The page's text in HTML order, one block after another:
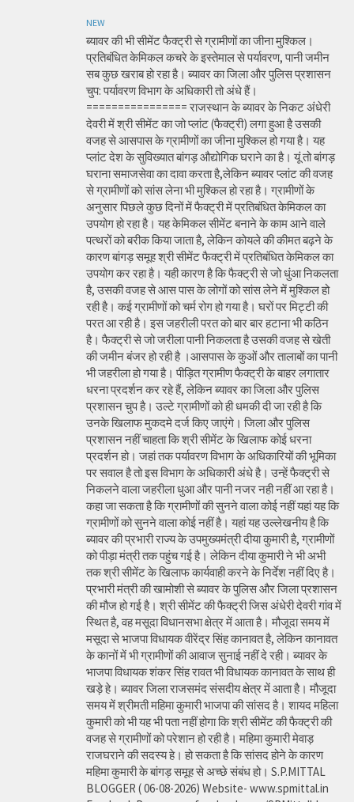
NEW
ब्यावर की भी सीमेंट फैक्ट्री से ग्रामीणों का जीना मुश्किल।
प्रतिबंधित केमिकल कचरे के इस्तेमाल से पर्यावरण, पानी जमीन
सब कुछ खराब हो रहा है। ब्यावर का जिला और पुलिस प्रशासन
चुप: पर्यावरण विभाग के अधिकारी तो अंधे हैं।
================ राजस्थान के ब्यावर के निकट अंधेरी
देवरी में श्री सीमेंट का जो प्लांट (फैक्ट्री) लगा हुआ है उसकी
वजह से आसपास के ग्रामीणों का जीना मुश्किल हो गया है। यह
प्लांट देश के सुविख्यात बांगड़ औद्योगिक घराने का है। यूं तो बांगड़
घराना समाजसेवा का दावा करता है,लेकिन ब्यावर प्लांट की वजह
से ग्रामीणों को सांस लेना भी मुश्किल हो रहा है। ग्रामीणों के
अनुसार पिछले कुछ दिनों में फैक्ट्री में प्रतिबंधित केमिकल का
उपयोग हो रहा है। यह केमिकल सीमेंट बनाने के काम आने वाले
पत्थरों को बरीक किया जाता है, लेकिन कोयले की कीमत बढ़ने के
कारण बांगड़ समूह श्री सीमेंट फैक्ट्री में प्रतिबंधित केमिकल का
उपयोग कर रहा है। यही कारण है कि फैक्ट्री से जो धुंआ निकलता
है, उसकी वजह से आस पास के लोगों को सांस लेने में मुश्किल हो
रही है। कई ग्रामीणों को चर्म रोग हो गया है। घरों पर मिट्टी की
परत आ रही है। इस जहरीली परत को बार बार हटाना भी कठिन
है। फैक्ट्री से जो जरीला पानी निकलता है उसकी वजह से खेती
की जमीन बंजर हो रही है ।आसपास के कुओं और तालाबों का पानी
भी जहरीला हो गया है। पीड़ित ग्रामीण फैक्ट्री के बाहर लगातार
धरना प्रदर्शन कर रहे हैं, लेकिन ब्यावर का जिला और पुलिस
प्रशासन चुप है। उल्टे ग्रामीणों को ही धमकी दी जा रही है कि
उनके खिलाफ मुकदमे दर्ज किए जाएंगे। जिला और पुलिस
प्रशासन नहीं चाहता कि श्री सीमेंट के खिलाफ कोई धरना
प्रदर्शन हो। जहां तक पर्यावरण विभाग के अधिकारियों की भूमिका
पर सवाल है तो इस विभाग के अधिकारी अंधे है। उन्हें फैक्ट्री से
निकलने वाला जहरीला धुआ और पानी नजर नही नहीं आ रहा है।
कहा जा सकता है कि ग्रामीणों की सुनने वाला कोई नहीं यहां यह कि
ग्रामीणों को सुनने वाला कोई नहीं है। यहां यह उल्लेखनीय है कि
ब्यावर की प्रभारी राज्य के उपमुख्यमंत्री दीया कुमारी है, ग्रामीणों
को पीड़ा मंत्री तक पहुंच गई है। लेकिन दीया कुमारी ने भी अभी
तक श्री सीमेंट के खिलाफ कार्यवाही करने के निर्देश नहीं दिए है।
प्रभारी मंत्री की खामोशी से ब्यावर के पुलिस और जिला प्रशासन
की मौज हो गई है। श्री सीमेंट की फैक्ट्री जिस अंधेरी देवरी गांव में
स्थित है, वह मसूदा विधानसभा क्षेत्र में आता है। मौजूदा समय में
मसूदा से भाजपा विधायक वीरेंद्र सिंह कानावत है, लेकिन कानावत
के कानों में भी ग्रामीणों की आवाज सुनाई नहीं दे रही। ब्यावर के
भाजपा विधायक शंकर सिंह रावत भी विधायक कानावत के साथ ही
खड़े हे। ब्यावर जिला राजसमंद संसदीय क्षेत्र में आता है। मौजूदा
समय में श्रीमती महिमा कुमारी भाजपा की सांसद है। शायद महिला
कुमारी को भी यह भी पता नहीं होगा कि श्री सीमेंट की फैक्ट्री की
वजह से ग्रामीणों को परेशान हो रही है। महिमा कुमारी मेवाड़
राजघराने की सदस्य हे। हो सकता है कि सांसद होने के कारण
महिमा कुमारी के बांगड़ समूह से अच्छे संबंध हो। S.P.MITTAL
BLOGGER ( 06-08-2026) Website- www.spmittal.in